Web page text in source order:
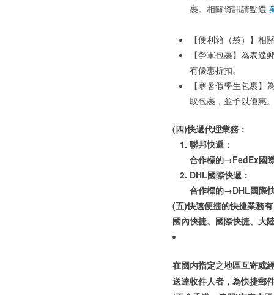
裹。相關資訊請點選
【便利箱（袋）】相
【勞軍包裹】為表
有優惠折扣。
【寒暑假學生包裹
取包裹，並予以優惠
(四)快遞代理業務：
聯邦快遞：
合作標的→FedEx國
DHL國際快遞：
合作標的→DHL國際
(五)快速便捷的快捷業務
國內快捷、國際快捷、大
在國內指定之地區互寄或
送達收件人者，為快捷郵